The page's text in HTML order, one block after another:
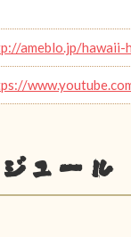
ameblo.jp/hawaii-
ュール